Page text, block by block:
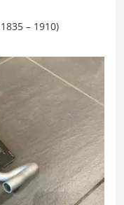
– 1910)